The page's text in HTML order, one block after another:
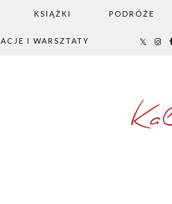
KSIĄŻKI PODRÓŻE
I WARSZTATY